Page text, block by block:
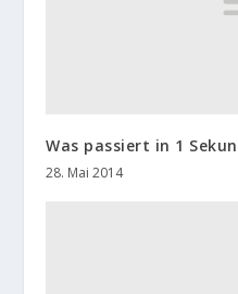
Was passiert in 1
28. Mai 2014